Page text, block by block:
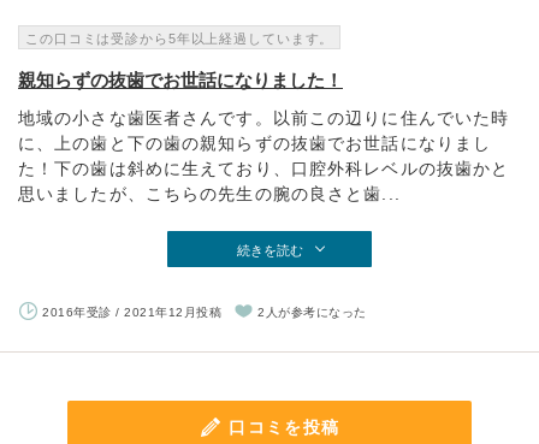
この口コミは受診から5年以上経過しています。
親知らずの抜歯でお世話になりました！
地域の小さな歯医者さんです。以前この辺りに住んでいた時
に、上の歯と下の歯の親知らずの抜歯でお世話になりまし
た！下の歯は斜めに生えており、口腔外科レベルの抜歯かと
思いましたが、こちらの先生の腕の良さと歯...
続きを読む
2016年受診 / 2021年12月投稿 2人が参考になった
口コミを投稿